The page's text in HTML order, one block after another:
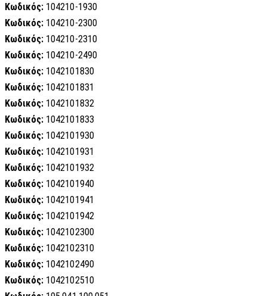
Κωδικός: 104210-1930
Κωδικός: 104210-2300
Κωδικός: 104210-2310
Κωδικός: 104210-2490
Κωδικός: 1042101830
Κωδικός: 1042101831
Κωδικός: 1042101832
Κωδικός: 1042101833
Κωδικός: 1042101930
Κωδικός: 1042101931
Κωδικός: 1042101932
Κωδικός: 1042101940
Κωδικός: 1042101941
Κωδικός: 1042101942
Κωδικός: 1042102300
Κωδικός: 1042102310
Κωδικός: 1042102490
Κωδικός: 1042102510